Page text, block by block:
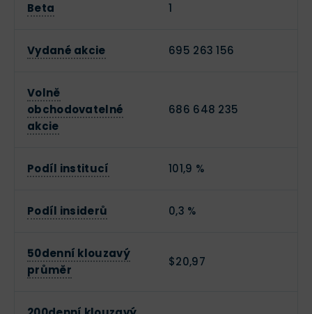
Beta 1
Vydané akcie 695 263 156
Volně
obchodovatelné
akcie
686 648 235
Podíl institucí 101,9 %
Podíl insiderů 0,3 %
50denní klouzavý
průměr
$20,97